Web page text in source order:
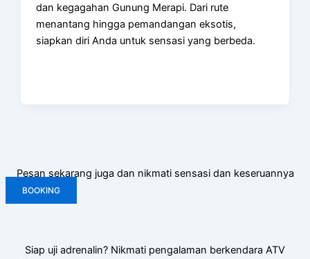
dan kegagahan Gunung Merapi. Dari rute
menantang hingga pemandangan eksotis,
siapkan diri Anda untuk sensasi yang berbeda.
Pesan sekarang juga dan nikmati sensasi dan keseruannya
BOOKING
Siap uji adrenalin? Nikmati pengalaman berkendara ATV